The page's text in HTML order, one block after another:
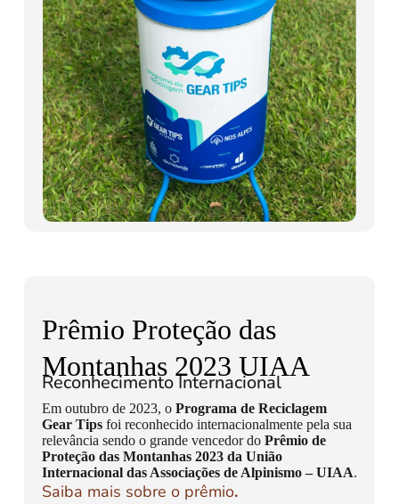
Prêmio Proteção das
Montanhas 2023 UIAA
Reconhecimento Internacional
Em outubro de 2023, o Programa de Reciclagem
Gear Tipsfoi reconhecido internacionalmente pela sua
relevância sendo o grande vencedor do Prêmio de
Proteção das Montanhas 2023 da União
Internacional das Associações de Alpinismo – UIAA.
Saiba mais sobre o prêmio.